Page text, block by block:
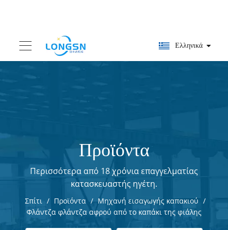
Ελληνικά
Προϊόντα
Περισσότερα από 18 χρόνια επαγγελματίας
κατασκευαστής ηγέτη.
Σπίτι / Προϊόντα / Μηχανή εισαγωγής καπακιού /
Φλάντζα φλάντζα αφρού από το καπάκι της φιάλης